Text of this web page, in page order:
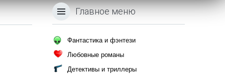
Главное меню
Фантастика и фэнтези
Любовные романы
Детективы и триллеры